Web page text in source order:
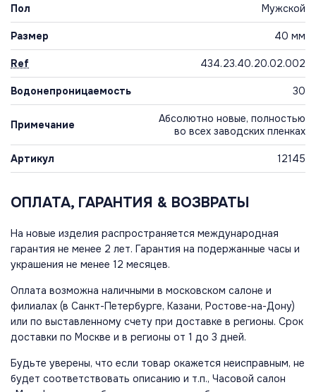
Пол Мужской
Размер 40 мм
Ref 434.23.40.20.02.002
Водонепроницаемость 30
Примечание
Абсолютно новые, полностью
во всех заводских пленках
Артикул 12145
ОПЛАТА, ГАРАНТИЯ & ВОЗВРАТЫ
На новые изделия распространяется международная
гарантия не менее 2 лет. Гарантия на подержанные часы и
украшения не менее 12 месяцев.
Оплата возможна наличными в московском салоне и
филиалах (в Санкт-Петербурге, Казани, Ростове-на-Дону)
или по выставленному счету при доставке в регионы. Срок
доставки по Москве и в регионы от 1 до 3 дней.
Будьте уверены, что если товар окажется неисправным, не
будет соответствовать описанию и т.п., Часовой салон